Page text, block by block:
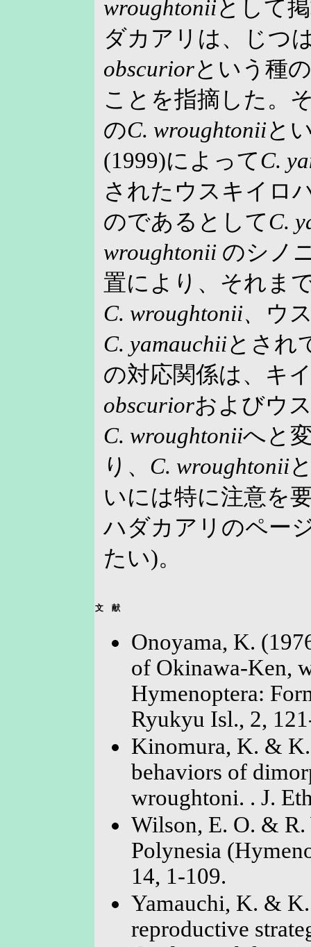
wroughtoniiとして
ダカアリは、じつ
obscuriorという種
ことを指摘した。
のC. wroughtoniiと
(1999)によってC.
されたウスキイロ
のであるとしてC.
wroughtonii のシノ
置により、それま
C. wroughtonii、
ウ
C. yamauchiiとされ
の対応関係は、キ
obscuriorおよびウ
C. wroughtoniiへと
り、 C. wroughtonii
いには特に注意を
ハダカアリのペー
たい)。
文 献
Onoyama, K.
of Okinawa-Ken,
Hymenoptera:
Ryukyu Isl., 2,
Kinomura, K. &
behaviors of
wroughtoni. . J.
Wilson, E. O. & R.
Polynesia
14, 1-109.
Yamauchi, K. &
reproductive